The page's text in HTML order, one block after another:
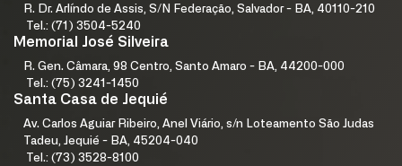
R. Dr. Arlíndo de Assis, S/N Federação, Salvador - BA, 40110-210
Tel.: (71) 3504-5240
Memorial José Silveira
R. Gen. Câmara, 98 Centro, Santo Amaro - BA, 44200-000
Tel.: (75) 3241-1450
Santa Casa de Jequié
Av. Carlos Aguiar Ribeiro, Anel Viário, s/n Loteamento São Judas
Tadeu, Jequié - BA, 45204-040
Tel.: (73) 3528-8100